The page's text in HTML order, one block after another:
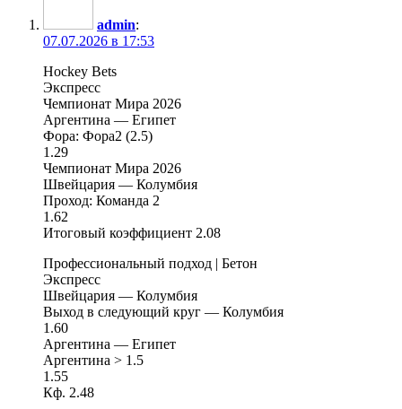
admin:
07.07.2026 в 17:53
Hockey Bets
Экспресс
Чемпионат Мира 2026
Аргентина — Египет
Фора: Фора2 (2.5)
1.29
Чемпионат Мира 2026
Швейцария — Колумбия
Проход: Команда 2
1.62
Итоговый коэффициент 2.08
Профессиональный подход | Бетон
Экспресс
Швейцария — Колумбия
Выход в следующий круг — Колумбия
1.60
Аргентина — Египет
Аргентина > 1.5
1.55
Кф. 2.48